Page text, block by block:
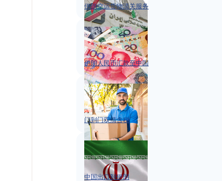
伊朗空运货物清关服务
伊朗人民币汇款至中国
门到门双清含税
中国出口到伊朗